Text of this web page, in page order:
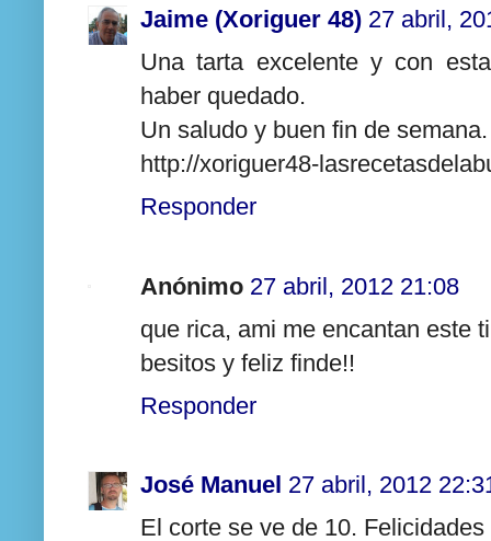
Jaime (Xoriguer 48) 27 abril,
Una tarta excelente y con
haber quedado.
Un saludo y buen fin de semana.
http://xoriguer48-
Responder
Anónimo 27 abril, 2012 21:08
que rica, ami me encantan este
besitos y feliz finde!!
Responder
José Manuel 27 abril, 2012
El corte se ve de 10. Felicidades